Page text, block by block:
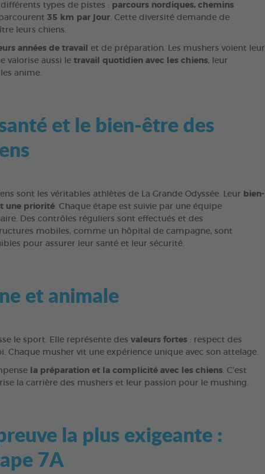
types de pistes : parcours nordiques, chemins
35 km par jour . Cette diversité demande de
leurs chiens.
années de travail
et de préparation. Les mushers voient leur
valorise aussi le travail quotidien avec les chiens, leur
anime.
et le bien-être des
sont les véritables athlètes de La Grande Odyssée. Leur bien-
une priorité . Chaque étape est suivie par une équipe
Des contrôles réguliers sont effectués et des
mobiles, comme un hôpital de campagne, sont
pour assurer leur santé et leur sécurité.
et animale
le sport. Elle représente des valeurs fortes : respect des
musher vit une expérience unique avec son attelage.
la préparation et la complicité avec les chiens . C’est
la carrière des mushers et leur passion pour le mushing.
la plus exigeante :
7A